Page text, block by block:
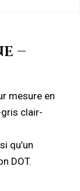
–
mesure en
clair-
qu’un
DOT.